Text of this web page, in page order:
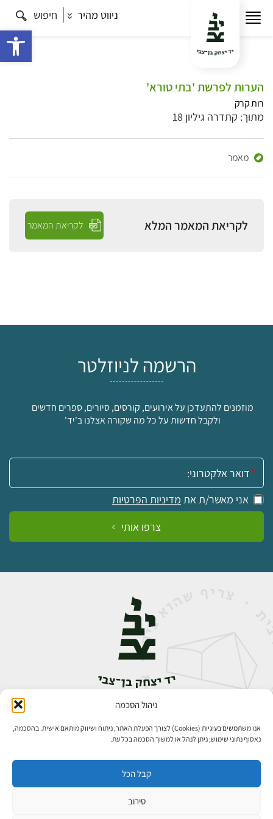
ניהול הסכמה
אנו משתמשים בעוגיות (Cookies) לצורך הפעלת האתר, ניתוח ושיווק מותאם אישית. בהסכמה,
נאסוף נתוני שימוש; ניתן לנהל או למשוך הסכמה בכל עת.
קבל הכל
סירוב
ניווט מהיר חיפוש
הערות לפרשת 'בתי טורא'
רות קרק
מתוך: קתדרה גיליון 18
מאמר
לקריאת המאמר המלא לקריאת המאמר
הרשמה לניוזלטר
מוזמנים להתעדכן על אירועים, קורסים, סיורים, ספרים חדשים
ולקבל חדשות על כל מה שקורה אצלנו ב'יד'
אימייל:
אני מאשר/ת את מדיניות הפרטיות
צרפו אותי
אבן גבירול 14, רחביה, ירושלים